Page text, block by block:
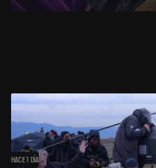
HACE 1 DÍA